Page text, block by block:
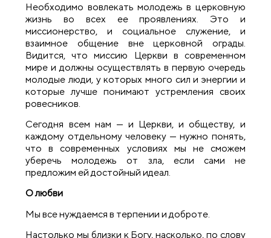
Необходимо вовлекать молодежь в церковную
жизнь во всех ее проявлениях. Это и
миссионерство, и социальное служение, и
взаимное общение вне церковной ограды.
Видится, что миссию Церкви в современном
мире и должны осуществлять в первую очередь
молодые люди, у которых много сил и энергии и
которые лучше понимают устремления своих
ровесников.
Сегодня всем нам — и Церкви, и обществу, и
каждому отдельному человеку — нужно понять,
что в современных условиях мы не сможем
уберечь молодежь от зла, если сами не
предложим ей достойный идеал.
О любви
Мы все нуждаемся в терпении и доброте.
Настолько мы близки к Богу, насколько, по слову